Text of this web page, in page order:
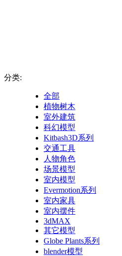
分类:
全部
植物树木
室外建筑
科幻模型
Kitbash3D系列
交通工具
人物角色
场景模型
室内模型
Evermotion系列
室内家具
室内摆件
3dMAX
其它模型
Globe Plants系列
blender模型